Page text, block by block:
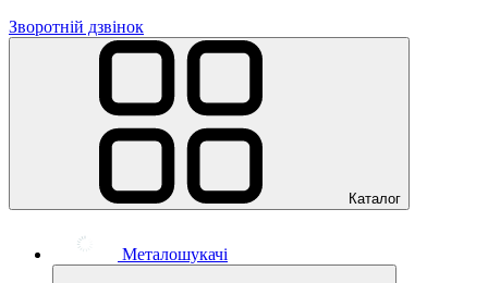
Зворотній дзвінок
Каталог
Металошукачі